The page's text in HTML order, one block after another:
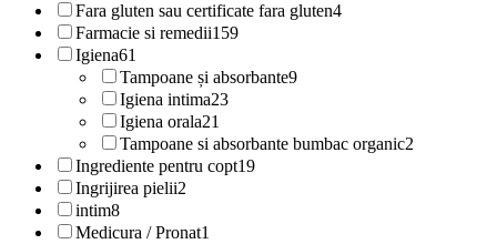
Fara gluten sau certificate fara gluten4
Farmacie si remedii159
Igiena61
Tampoane și absorbante9
Igiena intima23
Igiena orala21
Tampoane si absorbante bumbac organic2
Ingrediente pentru copt19
Ingrijirea pielii2
intim8
Medicura / Pronat1